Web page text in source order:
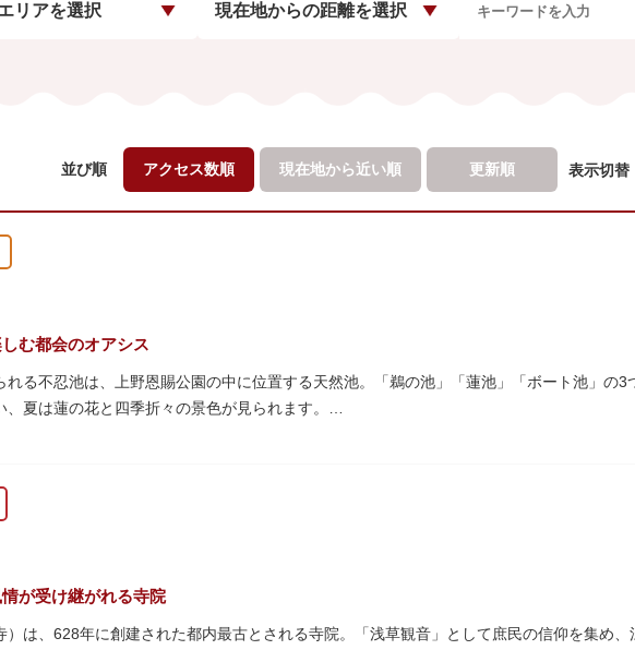
リアを選択 現在地からの距離を選択
並び順 アクセス数順 現在地から近い順 更新順 表示切替
む都会のオアシス
れる不忍池は、上野恩賜公園の中に位置する天然池。「鵜の池」「蓮池」「ボート池」の3
夏は蓮の花と四季折々の景色が見られます。
ンボートやオール式のボートのレンタルが可能。水上から池を眺めれば、新しい発見がで
・オナガガモなどたくさんの鴨や渡り鳥が訪れます。大都会の中でバードウォッチングが
ルで、または一人でゆったりと、思い思いの時間をお過ごしください。
が受け継がれる寺院
）は、628年に創建された都内最古とされる寺院。「浅草観音」として庶民の信仰を集め